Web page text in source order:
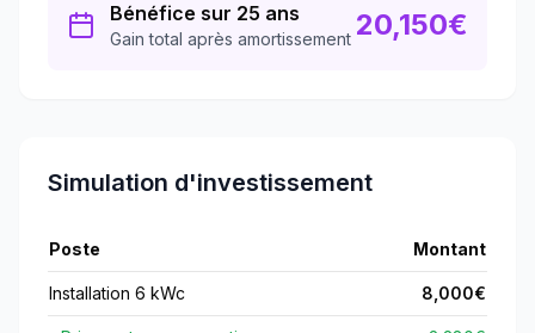
Bénéfice sur 25 ans
Gain total après amortissement 20,150€
Simulation d'investissement
Poste Montant
Installation 6 kWc 8,000€